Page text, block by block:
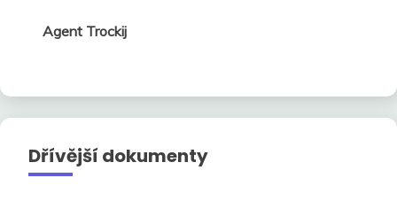
Agent Trockij
Dřívější dokumenty